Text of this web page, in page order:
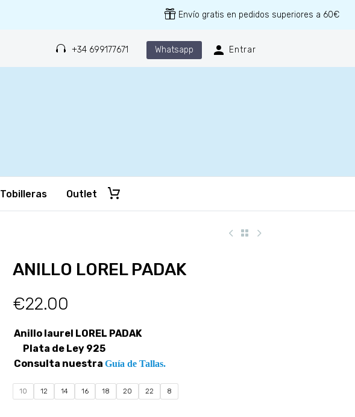
Envío gratis en pedidos superiores a 60€
+34 699177671 Whatsapp Entrar
Tobilleras Outlet
ANILLO LOREL PADAK
€22.00
Anillo laurel LOREL PADAK
Plata de Ley 925
Consulta nuestra Guía de Tallas.
10 12 14 16 18 20 22 8